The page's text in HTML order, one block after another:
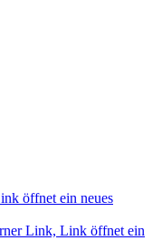
öffnet ein neues
Link, Link öffnet ein